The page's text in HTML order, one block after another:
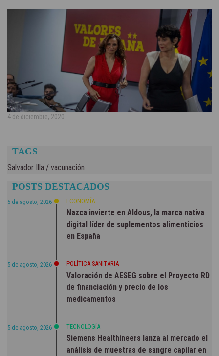
4 de diciembre, 2020
TAGS
Salvador Illa / vacunación
POSTS DESTACADOS
5 de agosto, 2026 ECONOMÍA
Nazca invierte en Aldous, la marca nativa
digital líder de suplementos alimenticios
en España
5 de agosto, 2026 POLÍTICA SANITARIA
Valoración de AESEG sobre el Proyecto RD
de financiación y precio de los
medicamentos
5 de agosto, 2026 TECNOLOGÍA
Siemens Healthineers lanza al mercado el
análisis de muestras de sangre capilar en